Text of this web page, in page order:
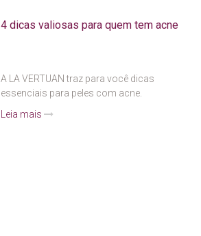
4 dicas valiosas para quem tem acne
A LA VERTUAN traz para você dicas
essenciais para peles com acne.
Leia mais